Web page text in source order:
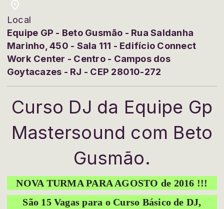
Local
Equipe GP - Beto Gusmão - Rua Saldanha
Marinho, 450 - Sala 111 - Edifício Connect
Work Center - Centro - Campos dos
Goytacazes - RJ - CEP 28010-272
Curso DJ da Equipe Gp
Mastersound com Beto
Gusmão.
NOVA TURMA PARA AGOSTO de 2016 !!!
São 15 Vagas para o Curso Básico de DJ,